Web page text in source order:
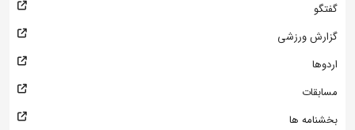
گفتگو
گزارش ورزشی
اردوها
مسابقات
بخشنامه ها